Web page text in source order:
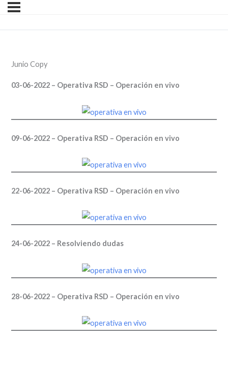
Junio Copy
03-06-2022 – Operativa RSD – Operación en vivo
09-06-2022 – Operativa RSD – Operación en vivo
22-06-2022 – Operativa RSD – Operación en vivo
24-06-2022 – Resolviendo dudas
28-06-2022 – Operativa RSD – Operación en vivo